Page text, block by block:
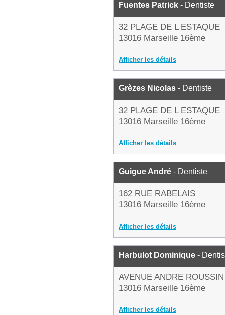
Fuentes Patrick - Dentiste
32 PLAGE DE L ESTAQUE
13016 Marseille 16ème
Afficher les détails
Grèzes Nicolas - Dentiste
32 PLAGE DE L ESTAQUE
13016 Marseille 16ème
Afficher les détails
Guigue André - Dentiste
162 RUE RABELAIS
13016 Marseille 16ème
Afficher les détails
Harbulot Dominique -
AVENUE ANDRE ROUSSIN
13016 Marseille 16ème
Afficher les détails